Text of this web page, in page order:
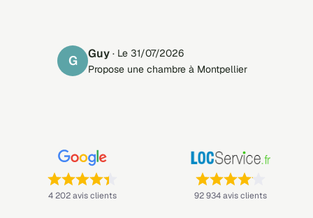
G Guy · Le 31/07/2026
Propose une chambre à Montpellier
Note : 4,4 sur 5 —
4 202 avis clients Note : 4,1 sur 5 —
92 934 avis clients